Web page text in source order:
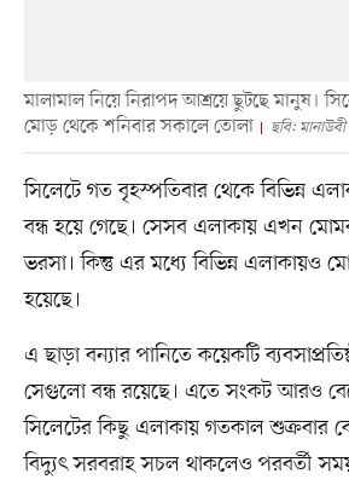
মালামাল নিয়ে নিরাপদ আশ্রয়ে ছুটছে মানুষ।
মোড় থেকে শনিবার সকালে তোলা
ছবি:
সিলেটে গত বৃহস্পতিবার থেকে বিভিন্ন
বন্ধ হয়ে গেছে। সেসব এলাকায় এখন
ভরসা। কিন্তু এর মধ্যে বিভিন্ন এলাকায়ও
হয়েছে।
এ ছাড়া বন্যার পানিতে কয়েকটি
সেগুলো বন্ধ রয়েছে। এতে সংকট আরও
সিলেটের কিছু এলাকায় গতকাল শুক্রবার
বিদ্যুৎ সরবরাহ সচল থাকলেও পরবর্তী